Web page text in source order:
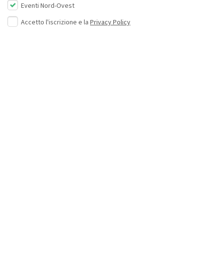
Eventi Nord-Ovest
Accetto l'iscrizione e la Privacy Policy